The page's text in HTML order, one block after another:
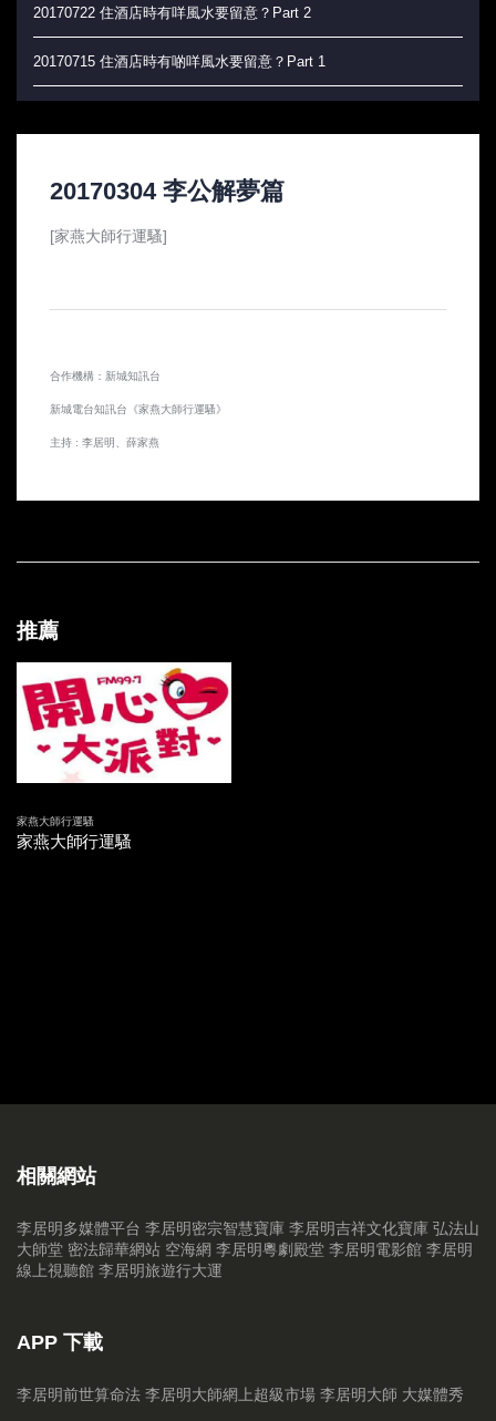
20170722 住酒店時有咩風水要留意？Part 2
20170715 住酒店時有啲咩風水要留意？Part 1
20170624 絕地反擊 做好自己 唔會俾人蝦
20170610 以後唔會再俾人蝦嘅tips
20170527 唔要俾人蝦!
20170520 再三廚房廁所大吉祥
20170513 家居廁所及廚房行運大吉祥
20170422 恭喜老爺 賀喜夫人 新人結婚須知
20170415 究竟係巧合？定係命中注定？
20170408 改名有運行？ 點解有啲人改極個名都係冇運行呢？
20170325 家燕姐繼續同你講鬼故
20170204 鷄年十二生肖增運法 Part 3（猴、鷄、狗、豬）part 3
20170128 （大年初一）十二生肖增運法 Part 2（龍、蛇、馬、羊）
20170121 十二生肖鷄年增運法 part 1
20170114 2017鷄年家居風水18煞 part 3
20170304 李公解夢篇
[家燕大師行運騷]
合作機構：新城知訊台
新城電台知訊台《家燕大師行運騷》
主持 : 李居明、薛家燕
推薦
家燕大師行運騷
家燕大師行運騷
相關網站
李居明多媒體平台 李居明密宗智慧寶庫 李居明吉祥文化寶庫 弘法山
大師堂 密法歸華網站 空海網 李居明粵劇殿堂 李居明電影館 李居明
線上視聽館 李居明旅遊行大運
APP 下載
李居明前世算命法 李居明大師網上超級市場 李居明大師 大媒體秀